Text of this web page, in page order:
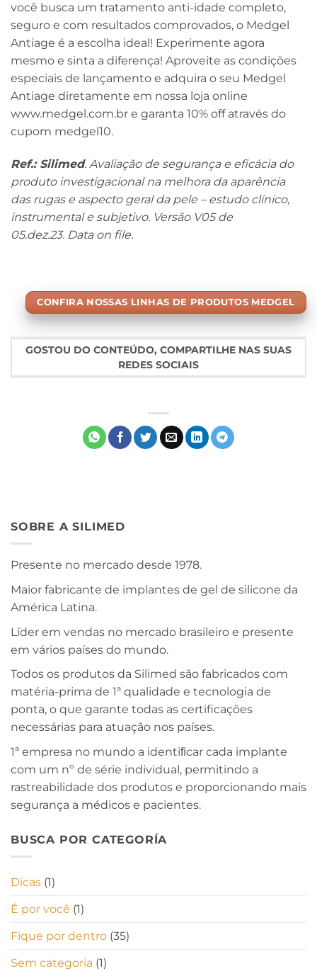
você busca um tratamento anti-idade completo,
seguro e com resultados comprovados, o Medgel
Antiage é a escolha ideal! Experimente agora
mesmo e sinta a diferença! Aproveite as condições
especiais de lançamento e adquira o seu Medgel
Antiage diretamente em nossa loja online
www.medgel.com.br e garanta 10% off através do
cupom medgel10.
Ref.: Silimed. Avaliação de segurança e eficácia do
produto investigacional na melhora da aparência
das rugas e aspecto geral da pele – estudo clínico,
instrumental e subjetivo. Versão V05 de
05.dez.23. Data on file.
CONFIRA NOSSAS LINHAS DE PRODUTOS MEDGEL
GOSTOU DO CONTEÚDO, COMPARTILHE NAS SUAS
REDES SOCIAIS
SOBRE A SILIMED
Presente no mercado desde 1978.
Maior fabricante de implantes de gel de silicone da
América Latina.
Líder em vendas no mercado brasileiro e presente
em vários países do mundo.
Todos os produtos da Silimed são fabricados com
matéria-prima de 1ª qualidade e tecnologia de
ponta, o que garante todas as certificações
necessárias para atuação nos países.
1ª empresa no mundo a identiﬁcar cada implante
com um nº de série individual, permitindo a
rastreabilidade dos produtos e proporcionando mais
segurança a médicos e pacientes.
BUSCA POR CATEGORÍA
Dicas (1)
É por você (1)
Fique por dentro (35)
Sem categoria (1)